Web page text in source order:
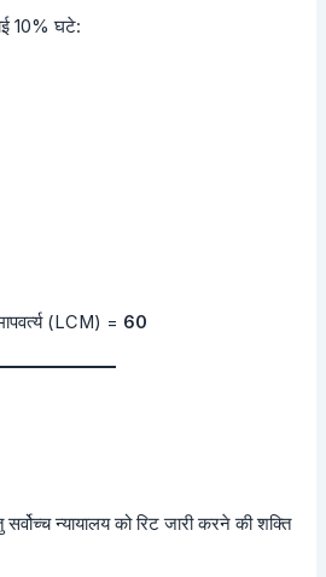
10% घटे:
(LCM) = 60
न्यायालय को रिट जारी करने की शक्ति